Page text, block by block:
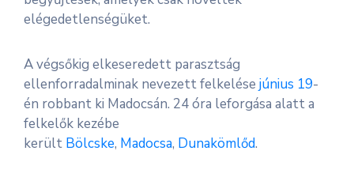
elégedetlenségüket.
A végsőkig elkeseredett parasztság
ellenforradalminak nevezett felkelése június 19-
én robbant ki Madocsán. 24 óra leforgása alatt a
felkelők kezébe
került Bölcske, Madocsa, Dunakömlőd.